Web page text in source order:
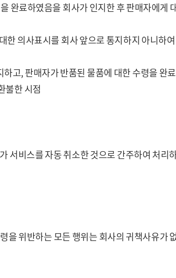
완료하였음을 회사가 인지한 후 판매자에게
한 의사표시를 회사 앞으로 통지하지 아니하
고, 판매자가 반품된 물품에 대한 수령을 완
불한 시점
서비스를 자동 취소한 것으로 간주하여 처리
위반하는 모든 행위는 회사의 귀책사유가